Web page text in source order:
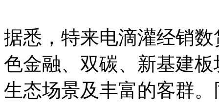
据悉，特来电滴灌经销
色金融、双碳、新基建
生态场景及丰富的客群